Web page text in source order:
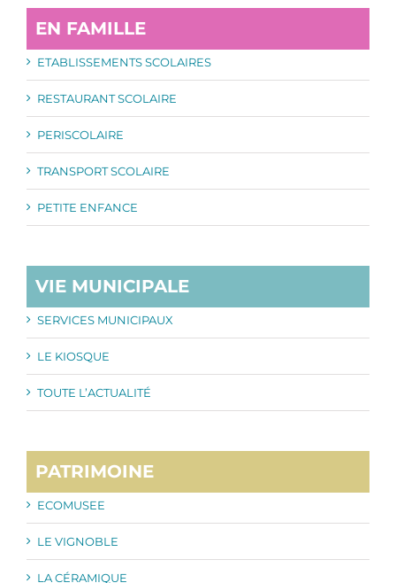
EN FAMILLE
ETABLISSEMENTS SCOLAIRES
RESTAURANT SCOLAIRE
PERISCOLAIRE
TRANSPORT SCOLAIRE
PETITE ENFANCE
VIE MUNICIPALE
SERVICES MUNICIPAUX
LE KIOSQUE
TOUTE L’ACTUALITÉ
PATRIMOINE
ECOMUSEE
LE VIGNOBLE
LA CÉRAMIQUE